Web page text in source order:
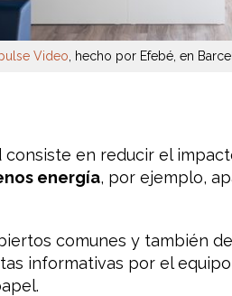
Video , hecho por Efebé, en
en reducir el
energía, por ejemplo,
comunes y también
informativas por el